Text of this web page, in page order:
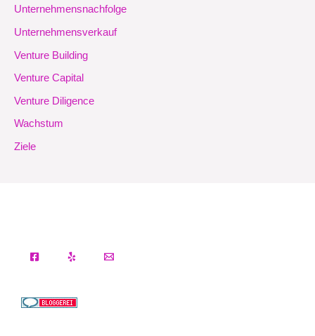
Unternehmensnachfolge
Unternehmensverkauf
Venture Building
Venture Capital
Venture Diligence
Wachstum
Ziele